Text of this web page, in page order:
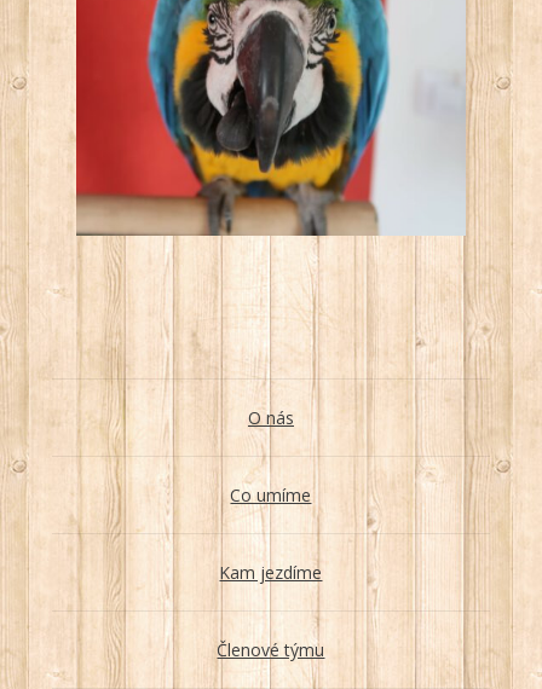
O nás
Co umíme
Kam jezdíme
Členové týmu